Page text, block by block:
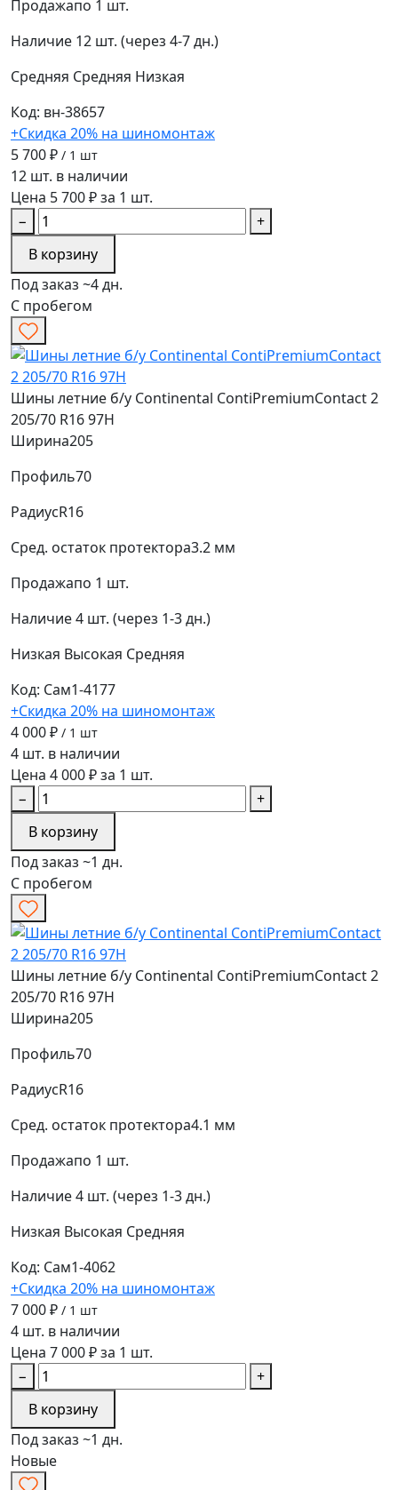
Продажапо 1 шт.
Наличие 12 шт. (через 4-7 дн.)
Средняя Средняя Низкая
Код: вн-38657
+Скидка 20% на шиномонтаж
5 700 ₽ / 1 шт
12 шт. в наличии
Цена 5 700 ₽ за 1 шт.
−
+
В корзину
Под заказ ~4 дн.
С пробегом
Шины летние б/у Continental ContiPremiumContact 2
205/70 R16 97H
Ширина205
Профиль70
РадиусR16
Сред. остаток протектора3.2 мм
Продажапо 1 шт.
Наличие4 шт. (через 1-3 дн.)
Низкая Высокая Средняя
Код: Сам1-4177
+Скидка 20% на шиномонтаж
4 000 ₽ / 1 шт
4 шт. в наличии
Цена 4 000 ₽ за 1 шт.
−
+
В корзину
Под заказ ~1 дн.
С пробегом
Шины летние б/у Continental ContiPremiumContact 2
205/70 R16 97H
Ширина205
Профиль70
РадиусR16
Сред. остаток протектора4.1 мм
Продажапо 1 шт.
Наличие4 шт. (через 1-3 дн.)
Низкая Высокая Средняя
Код: Сам1-4062
+Скидка 20% на шиномонтаж
7 000 ₽ / 1 шт
4 шт. в наличии
Цена 7 000 ₽ за 1 шт.
−
+
В корзину
Под заказ ~1 дн.
Новые